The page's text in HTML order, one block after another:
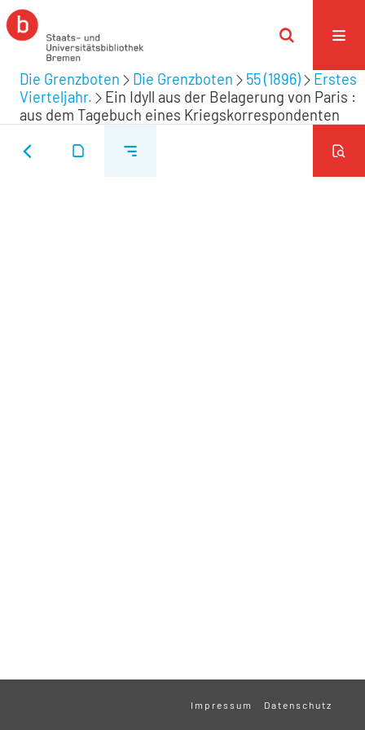
Die Grenzboten Die Grenzboten 55 (1896)
Erstes
Vierteljahr.
Ein Idyll aus der Belagerung von Paris :
aus dem Tagebuch eines Kriegskorrespondenten
Impressum Datenschutz